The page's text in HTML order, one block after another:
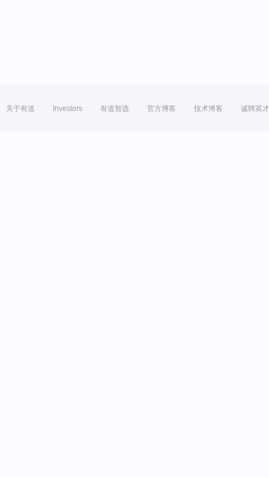
关于有道 Investors 有道智选 官方博客 技术博客 诚聘英才